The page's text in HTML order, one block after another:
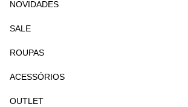
NOVIDADES
SALE
ROUPAS
ACESSÓRIOS
OUTLET